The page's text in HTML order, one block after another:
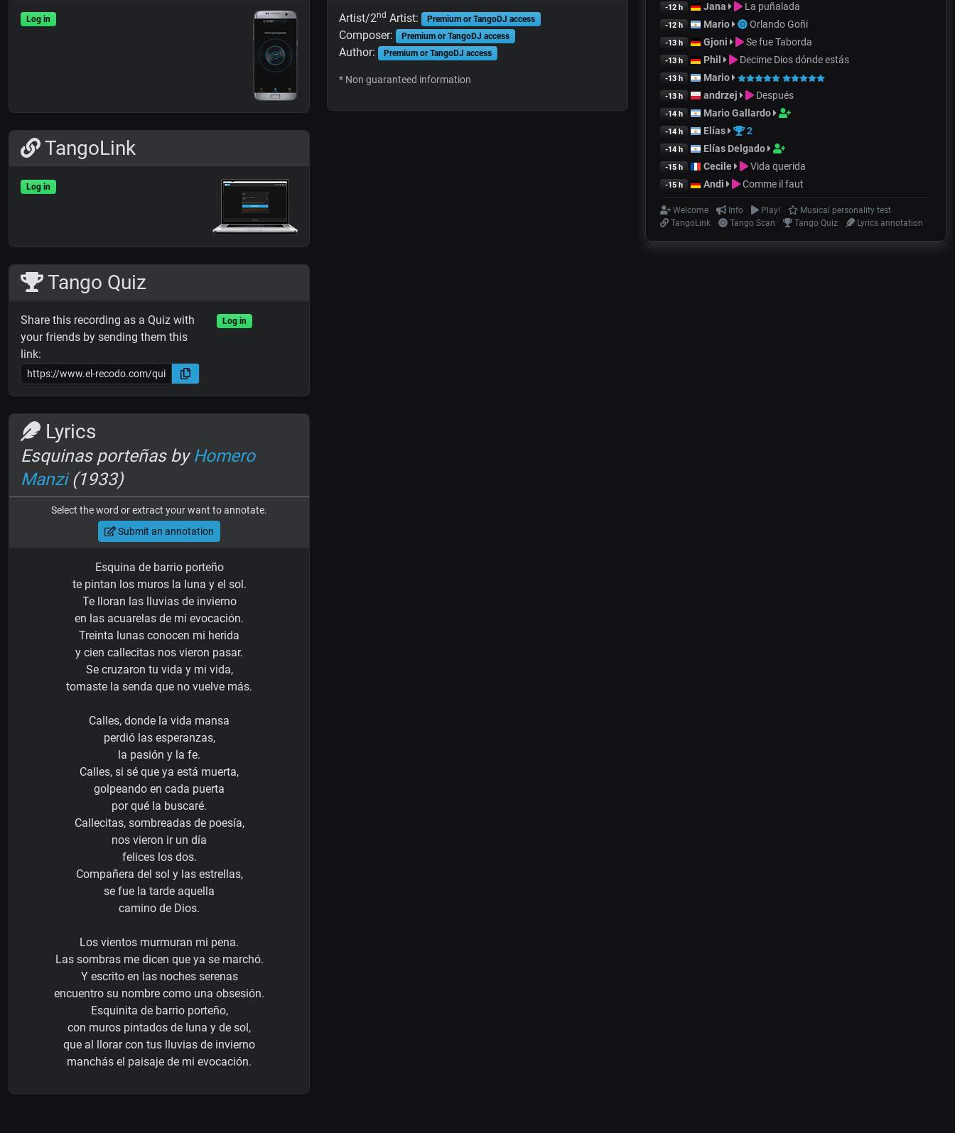
Log in
TangoLink
Log in
Tango Quiz
Share this recording as a Quiz with
your friends by sending them this
link:
Log in
Lyrics
Esquinas porteñas byHomero
Manzi(1933)
Select the word or extract your want to annotate.
Submit an annotation
Esquina de barrio porteño
te pintan los muros la luna y el sol.
Te lloran las lluvias de invierno
en las acuarelas de mi evocación.
Treinta lunas conocen mi herida
y cien callecitas nos vieron pasar.
Se cruzaron tu vida y mi vida,
tomaste la senda que no vuelve más.
Calles, donde la vida mansa
perdió las esperanzas,
la pasión y la fe.
Calles, si sé que ya está muerta,
golpeando en cada puerta
por qué la buscaré.
Callecitas, sombreadas de poesía,
nos vieron ir un día
felices los dos.
Compañera del sol y las estrellas,
se fue la tarde aquella
camino de Dios.
Los vientos murmuran mi pena.
Las sombras me dicen que ya se marchó.
Y escrito en las noches serenas
encuentro su nombre como una obsesión.
Esquinita de barrio porteño,
con muros pintados de luna y de sol,
que al llorar con tus lluvias de invierno
manchás el paisaje de mi evocación.
Artist/2nd Artist: Premium or TangoDJ access
Composer: Premium or TangoDJ access
Author: Premium or TangoDJ access
* Non guaranteed information
-12 h Jana La puñalada
-12 h Mario Orlando Goñi
-13 h Gjoni Se fue Taborda
-13 h Phil Decime Dios dónde estás
-13 h Mario
-13 h andrzej Después
-14 h Mario Gallardo
-14 h Elías 2
-14 h Elías Delgado
-15 h Cecile Vida querida
-15 h Andi Comme il faut
Welcome Info Play!
Musical personality test
TangoLink
Tango Scan Tango Quiz Lyrics annotation